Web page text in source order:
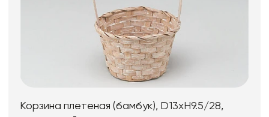
Корзина плетеная (бамбук), D13xH9.5/28,